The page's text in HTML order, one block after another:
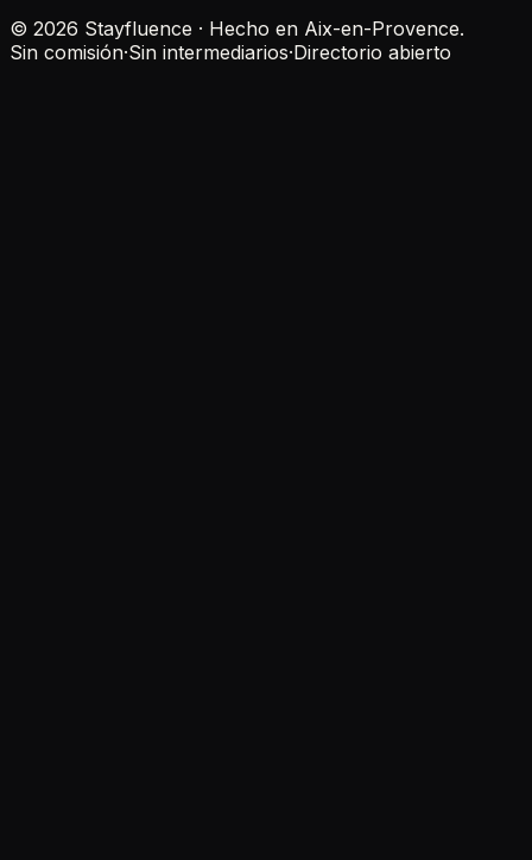
© 2026 Stayfluence · Hecho en Aix-en-Provence.
Sin comisión·Sin intermediarios·Directorio abierto